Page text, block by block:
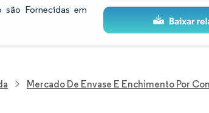
são Fornecidas em
Mercado De Envase E Enchimento Por